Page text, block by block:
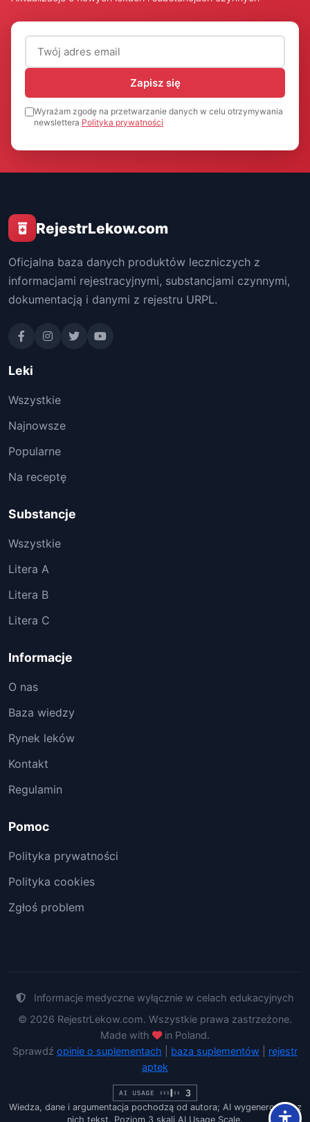
Adres email (wymagany)
Zapisz się
Wyrażam zgodę na przetwarzanie danych w celu otrzymywania
newslettera Polityka prywatności
RejestrLekow.com
Oficjalna baza danych produktów leczniczych z
informacjami rejestracyjnymi, substancjami czynnymi,
dokumentacją i danymi z rejestru URPL.
Leki
Wszystkie
Najnowsze
Popularne
Na receptę
Substancje
Wszystkie
Litera A
Litera B
Litera C
Informacje
O nas
Baza wiedzy
Rynek leków
Kontakt
Regulamin
Pomoc
Polityka prywatności
Polityka cookies
Zgłoś problem
Informacje medyczne wyłącznie w celach edukacyjnych
© 2026 RejestrLekow.com. Wszystkie prawa zastrzeżone.
Made with
in Poland.
Sprawdź opinie o suplementach baza suplementów
rejestr
aptek
Wiedza, dane i argumentacja pochodzą od autora; AI wygenerowało z
nich tekst. Poziom 3 skali AI Usage Scale.